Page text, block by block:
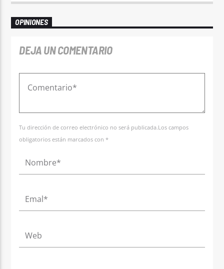
OPINIONES
DEJA UN COMENTARIO
Tu dirección de correo electrónico no será publicada.Los campos
obligatorios están marcados con *